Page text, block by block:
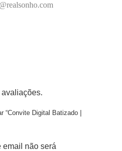
“Convite Digital Batizado |
email não será